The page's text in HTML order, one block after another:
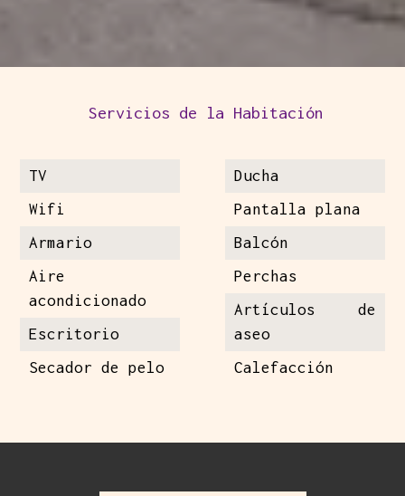
Servicios de la Habitación
TV
Wifi
Armario
Aire
acondicionado
Escritorio
Secador de pelo
Ducha
Pantalla plana
Balcón
Perchas
Artículos de
aseo
Calefacción